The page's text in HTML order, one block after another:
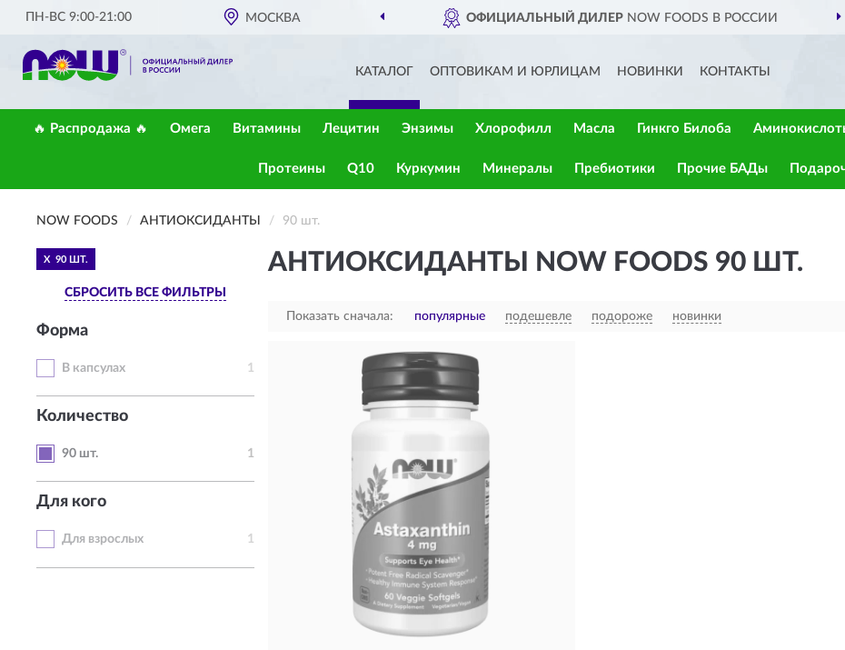
ПН-ВС 9:00-21:00 МОСКВА ОФИЦИАЛЬНЫЙ ДИЛЕР NOW FOODS В РОССИИ
КАТАЛОГ ОПТОВИКАМ И ЮРЛИЦАМ НОВИНКИ КОНТАКТЫ
🔥 Распродажа 🔥 Омега Витамины Лецитин Энзимы Хлорофилл Масла Гинкго Билоба
Протеины Q10 Куркумин Минералы Пребиотики Прочие БАДы
NOW FOODS АНТИОКСИДАНТЫ 90 шт.
X 90 ШТ.
СБРОСИТЬ ВСЕ ФИЛЬТРЫ
Форма
В капсулах 1
Количество
90 шт. 1
Для кого
Для взрослых 1
АНТИОКСИДАНТЫ NOW FOODS 90 ШТ.
Показать сначала: популярные подешевле подороже новинки